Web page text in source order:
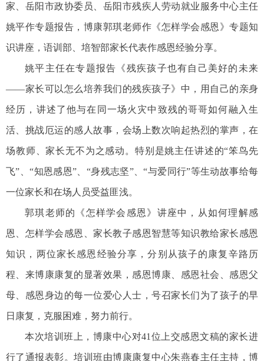
家、岳阳市政协委员、岳阳市残疾人劳动就业服务中心主任
姚平作专题报告，博康郭琪老师作《怎样学会感恩》专题知
识讲座，语训部、培智部家长代表作感恩经验分享。
姚平主任在专题报告《残疾孩子也有自己美好的未来
——家长可以怎么培养我们的残疾孩子》中，用自己的亲身
经历，讲述了他与在同一场火灾中致残的哥哥如何融入生
活、挑战厄运的感人故事，会场上数次响起热烈的掌声，在
场教师、家长无不为之感动。特别是姚主任讲述的“笨鸟先
飞”、“知恩感恩”、“身残志坚”、“与爱同行”等生动故事给每
一位家长和在场人员受益匪浅。
郭琪老师的《怎样学会感恩》讲座中，从如何理解感
恩、怎样学会感恩、家长教子感恩智慧等知识教给家长感恩
知识，两位家长感恩经验分享，分别从孩子的康复辛路历
程、来博康康复的显著效果，感恩博康、感恩社会、感恩父
母、感恩身边的每一位爱心人士，号召家长们为了孩子的早
日康复，克服困难，努力前行。
本次培训班上，博康中心对41位上交感恩文稿的家长进
行了通报表彰。培训班由博康康复中心朱燕春主任主持，博